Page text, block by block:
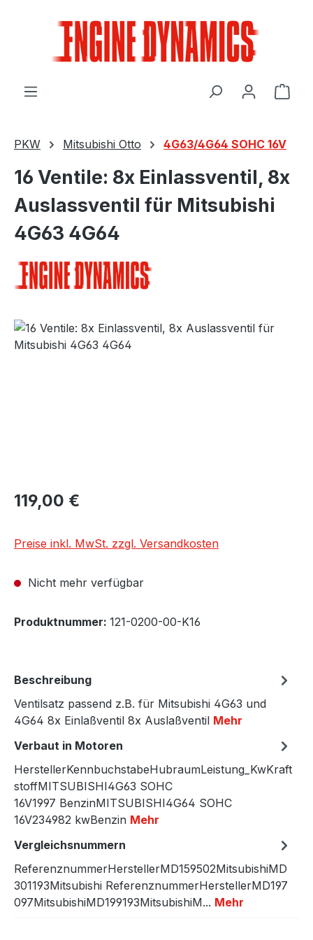
PKW Mitsubishi Otto 4G63/4G64 SOHC 16V
16 Ventile: 8x Einlassventil, 8x
Auslassventil für Mitsubishi
4G63 4G64
Bildergalerie überspringen
Regulärer Preis:
119,00 €
Preise inkl. MwSt. zzgl. Versandkosten
Nicht mehr verfügbar
Produktnummer: 121-0200-00-K16
Beschreibung
Ventilsatz passend z.B. für Mitsubishi 4G63 und
4G64 8x Einlaßventil 8x Auslaßventil Mehr
Verbaut in Motoren
HerstellerKennbuchstabeHubraumLeistung_KwKraft
stoffMITSUBISHI4G63 SOHC
16V1997 BenzinMITSUBISHI4G64 SOHC
16V234982 kwBenzin Mehr
Vergleichsnummern
ReferenznummerHerstellerMD159502MitsubishiMD
301193Mitsubishi ReferenznummerHerstellerMD197
097MitsubishiMD199193MitsubishiM... Mehr